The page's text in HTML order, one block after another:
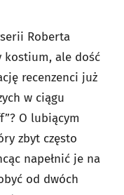
Roberta
kostium, ale dość
recenzenci już
w ciągu
O lubiącym
zbyt często
napełnić je na
od dwóch